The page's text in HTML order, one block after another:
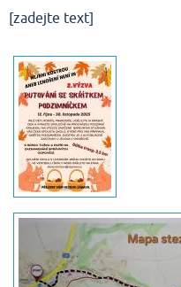
[zadejte text]